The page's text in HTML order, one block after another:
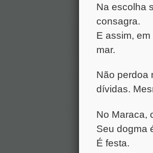
Na escolha
consagra.
E assim,
mar.
Não perdoa
dívidas.
No Maraca,
Seu dogma
É festa.